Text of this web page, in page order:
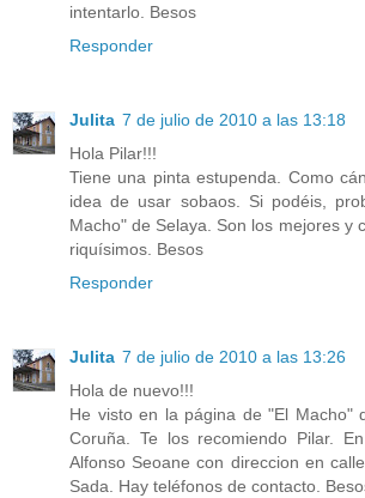
intentarlo. Besos
Responder
Julita 7 de julio de 2010 a las 13:18
Hola Pilar!!!
Tiene una pinta estupenda. Como
idea de usar sobaos. Si podéis,
Macho" de Selaya. Son los mejores y
riquísimos. Besos
Responder
Julita 7 de julio de 2010 a las 13:26
Hola de nuevo!!!
He visto en la página de "El Macho"
Coruña. Te los recomiendo Pilar.
Alfonso Seoane con direccion en
Sada. Hay teléfonos de contacto.